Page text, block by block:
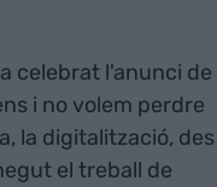
celebrat l'anunci de
i no volem perdre
la digitalització, des
el treball de